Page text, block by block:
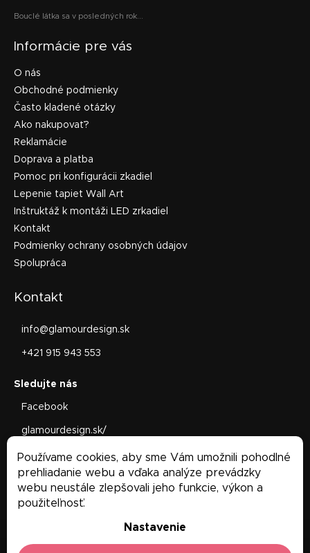
Používame cookies, aby sme Vám umožnili pohodlné
prehliadanie webu a vďaka analýze prevádzky
webu neustále zlepšovali jeho funkcie, výkon a
použiteľnosť.
Nastavenie
Bouclé látka sa v posledných rok...
Informácie pre vás
O nás
Obchodné podmienky
Často kladené otázky
Ako nakupovať?
Reklamácie
Doprava a platba
Pomoc pri konfigurácii zkadiel
Lepenie tapiet Wall Art
Inštruktáž k montáži LED zrkadiel
Kontakt
Podmienky ochrany osobných údajov
Spolupráca
Kontakt
info@glamourdesign.sk
+421 915 943 553
Facebook
glamourdesign.sk/
Facebook
Glamour Design